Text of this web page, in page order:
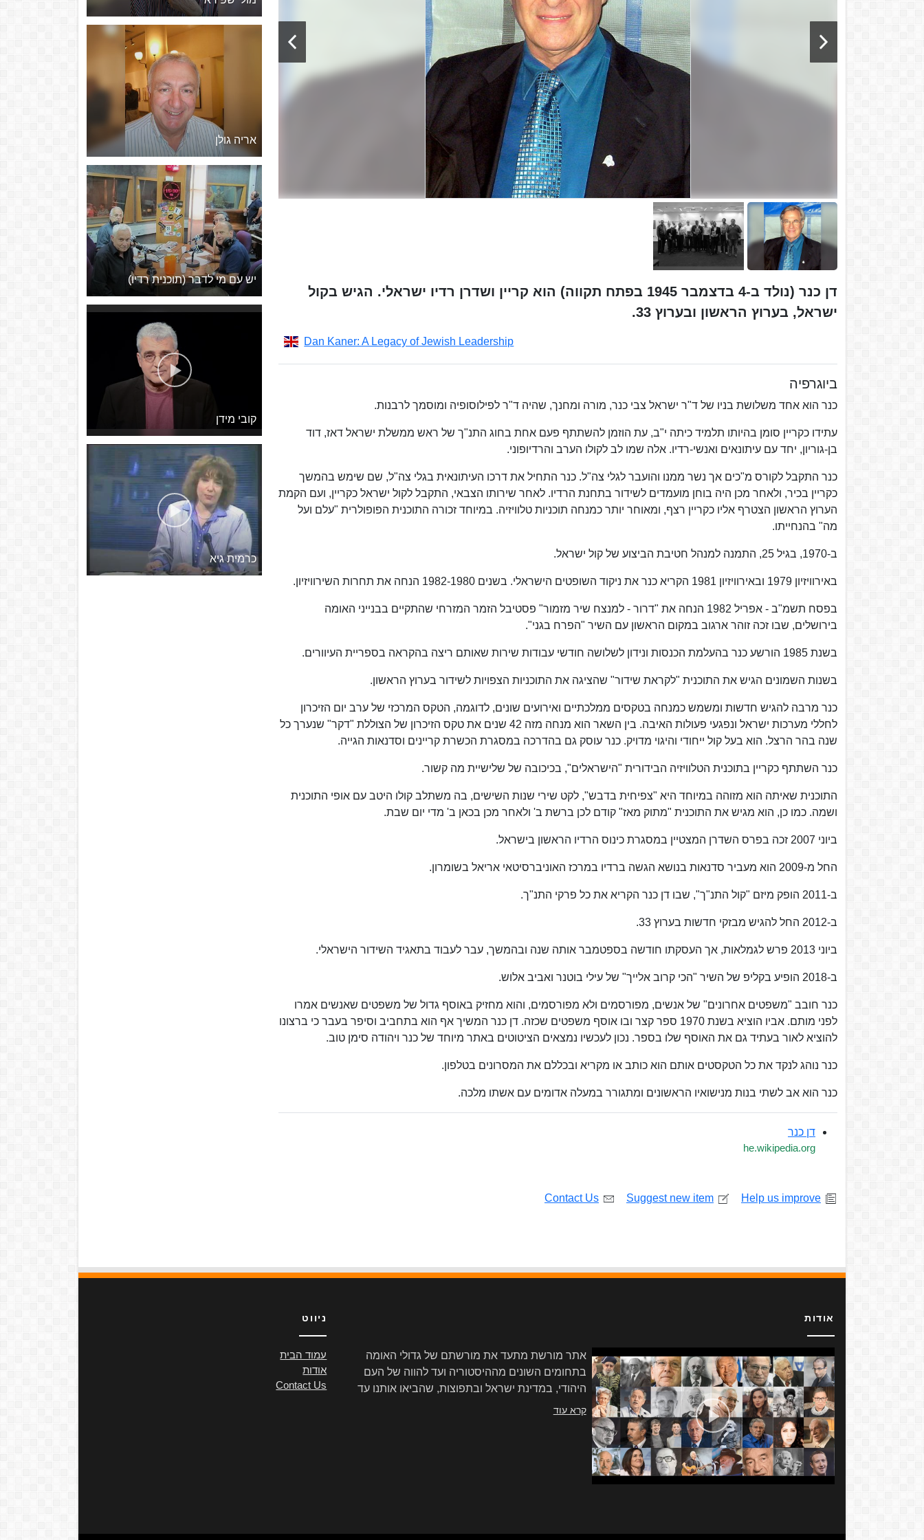
דן כנר (נולד ב-4 בדצמבר 1945 בפתח תקווה) הוא קריין ושדרן רדיו ישראלי. הגיש בקול
ישראל, בערוץ הראשון ובערוץ 33.
Dan Kaner: A Legacy of Jewish Leadership
ביוגרפיה
כנר הוא אחד משלושת בניו של ד"ר ישראל צבי כנר, מורה ומחנך, שהיה ד"ר לפילוסופיה ומוסמך לרבנות.
עתידו כקריין סומן בהיותו תלמיד כיתה י"ב, עת הוזמן להשתתף פעם אחת בחוג התנ"ך של ראש ממשלת ישראל דאז, דוד
בן-גוריון, יחד עם עיתונאים ואנשי-רדיו. אלה שמו לב לקולו הערב והרדיופוני.
כנר התקבל לקורס מ"כים אך נשר ממנו והועבר לגלי צה"ל. כנר התחיל את דרכו העיתונאית בגלי צה"ל, שם שימש בהמשך
כקריין בכיר, ולאחר מכן היה בוחן מועמדים לשידור בתחנת הרדיו. לאחר שירותו הצבאי, התקבל לקול ישראל כקריין, ועם הקמת
הערוץ הראשון הצטרף אליו כקריין רצף, ומאוחר יותר כמנחה תוכניות טלוויזיה. במיוחד זכורה התוכנית הפופולרית "עלם ועל
מה" בהנחייתו.
ב-1970, בגיל 25, התמנה למנהל חטיבת הביצוע של קול ישראל.
באירוויזיון 1979 ובאירוויזיון 1981 הקריא כנר את ניקוד השופטים הישראלי. בשנים 1980‏-1982 הנחה את תחרות השירוויזיון.
בפסח תשמ"ב - אפריל 1982 הנחה את "דרור - למנצח שיר מזמור" פסטיבל הזמר המזרחי שהתקיים בבנייני האומה
בירושלים, שבו זכה זוהר ארגוב במקום הראשון עם השיר "הפרח בגני".
בשנת 1985 הורשע כנר בהעלמת הכנסות ונידון לשלושה חודשי עבודות שירות שאותם ריצה בהקראה בספריית העיוורים.
בשנות השמונים הגיש את התוכנית "לקראת שידור" שהציגה את התוכניות הצפויות לשידור בערוץ הראשון.
כנר מרבה להגיש חדשות ומשמש כמנחה בטקסים ממלכתיים ואירועים שונים, לדוגמה, הטקס המרכזי של ערב יום הזיכרון
לחללי מערכות ישראל ונפגעי פעולות האיבה. בין השאר הוא מנחה מזה 42 שנים את טקס הזיכרון של הצוללת "דקר" שנערך כל
שנה בהר הרצל. הוא בעל קול ייחודי והיגוי מדויק. כנר עוסק גם בהדרכה במסגרת הכשרת קריינים וסדנאות הגייה.
כנר השתתף כקריין בתוכנית הטלוויזיה הבידורית "הישראלים", בכיכובה של שלישיית מה קשור.
התוכנית שאיתה הוא מזוהה במיוחד היא "צפיחית בדבש", לקט שירי שנות השישים, בה משתלב קולו היטב עם אופי התוכנית
ושמה. כמו כן, הוא מגיש את התוכנית "מתוק מאז" קודם לכן ברשת ב' ולאחר מכן בכאן ב' מדי יום שבת.
ביוני 2007 זכה בפרס השדרן המצטיין במסגרת כינוס הרדיו הראשון בישראל.
החל מ-2009 הוא מעביר סדנאות בנושא הגשה ברדיו במרכז האוניברסיטאי אריאל בשומרון.
ב-2011 הופק מיזם "קול התנ"ך", שבו דן כנר הקריא את כל פרקי התנ"ך.
ב-2012 החל להגיש מבזקי חדשות בערוץ 33.
ביוני 2013 פרש לגמלאות, אך העסקתו חודשה בספטמבר אותה שנה ובהמשך, עבר לעבוד בתאגיד השידור הישראלי.
ב-2018 הופיע בקליפ של השיר "הכי קרוב אלייך" של עילי בוטנר ואביב אלוש.
כנר חובב "משפטים אחרונים" של אנשים, מפורסמים ולא מפורסמים, והוא מחזיק באוסף גדול של משפטים שאנשים אמרו
לפני מותם. אביו הוציא בשנת 1970 ספר קצר ובו אוסף משפטים שכזה. דן כנר המשיך אף הוא בתחביב וסיפר בעבר כי ברצונו
להוציא לאור בעתיד גם את האוסף שלו בספר. נכון לעכשיו נמצאים הציטוטים באתר מיוחד של כנר ויהודה סימן טוב.
כנר נוהג לנקד את כל הטקסטים אותם הוא כותב או מקריא ובכללם את המסרונים בטלפון.
כנר הוא אב לשתי בנות מנישואיו הראשונים ומתגורר במעלה אדומים עם אשתו מלכה.
דן כנר
he.wikipedia.org
Help us improve
Suggest new item
Contact Us
אריה גולן
יש עם מי לדבר (תוכנית רדיו)
קובי מידן
כרמית גיא
אודות
אתר מורשת מתעד את מורשתם של גדולי האומה
בתחומים השונים מההיסטוריה ועד להווה של העם
היהודי, במדינת ישראל ובתפוצות, שהביאו אותנו עד
קרא עוד
ניווט
עמוד הבית
אודות
Contact Us